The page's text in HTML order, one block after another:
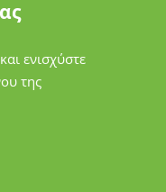
ενισχύστε
της